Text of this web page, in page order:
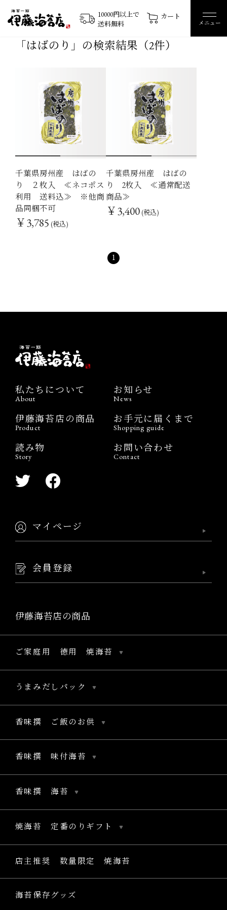
10000円以上で
送料無料
カート
メニュー
「はばのり」の検索結果 （2件）
1 2
千葉県房州産 はばの
り ２枚入 ≪ネコポス
利用 送料込≫ ※他商
品同梱不可
￥3,785 (税込)
1 2
千葉県房州産 はばの
り 2枚入 ≪通常配送
商品≫
￥3,400 (税込)
1
私たちについて
About
お知らせ
News
伊藤海苔店の商品
Product
お手元に届くまで
Shopping guide
読み物
Story
お問い合わせ
Contact
マイページ
会員登録
伊藤海苔店の商品
ご家庭用 徳用 焼海苔
うまみだしパック
香味撰 ご飯のお供
香味撰 味付海苔
香味撰 海苔
焼海苔 定番のりギフト
店主推奨 数量限定 焼海苔
海苔保存グッズ